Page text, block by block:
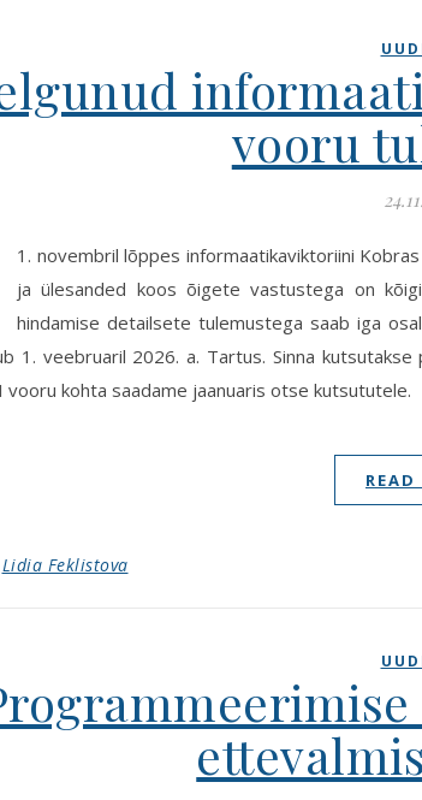
vooru
1. novembril lõppes informaatikaviktoriini
ja ülesanded koos õigete vastustega on
hindamise detailsete tulemustega saab iga
1. veebruaril 2026. a. Tartus. Sinna
vooru kohta saadame jaanuaris otse kutsututele.
READ
Lidia Feklistova